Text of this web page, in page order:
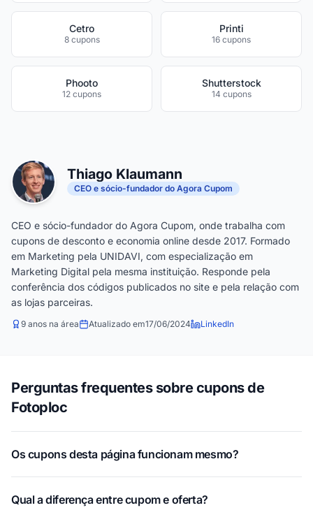
Cetro
8 cupons
Printi
16 cupons
Phooto
12 cupons
Shutterstock
14 cupons
Thiago Klaumann
CEO e sócio-fundador do Agora Cupom
CEO e sócio-fundador do Agora Cupom, onde trabalha com
cupons de desconto e economia online desde 2017. Formado
em Marketing pela UNIDAVI, com especialização em
Marketing Digital pela mesma instituição. Responde pela
conferência dos códigos publicados no site e pela relação com
as lojas parceiras.
9 anos na área Atualizado em17/06/2024 LinkedIn
Perguntas frequentes sobre cupons de
Fotoploc
Os cupons desta página funcionam mesmo?
Qual a diferença entre cupom e oferta?